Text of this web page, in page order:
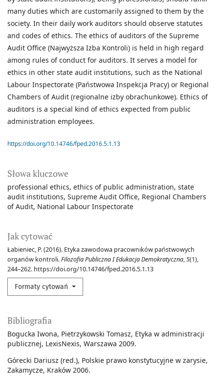
Słowa kluczowe
professional ethics ethics of public administration state
audit institutions Supreme Audit Office Regional Chambers
of Audit National Labour Inspectorate
Jak cytować
Łabieniec, P. (2016). Etyka zawodowa pracowników państwowych
organów kontroli.Filozofia Publiczna I Edukacja Demokratyczna,5(1),
244–262. https://doi.org/10.14746/fped.2016.5.1.13
Formaty cytowań
many duties which are customarily assigned to them by the
society. In their daily work auditors should observe statutes
and codes of ethics. The ethics of auditors of the Supreme
Audit Office (Najwyższa Izba Kontroli) is held in high regard
among rules of conduct for auditors. It serves a model for
ethics in other state audit institutions, such as the National
Labour Inspectorate (Państwowa Inspekcja Pracy) or Regional
Chambers of Audit (regionalne izby obrachunkowe). Ethics of
auditors is a special kind of ethics expected from public
administration employees.
https://doi.org/10.14746/fped.2016.5.1.13
Bibliografia
Bogucka Iwona, Pietrzykowski Tomasz, Etyka w administracji
publicznej, LexisNexis, Warszawa 2009.
Górecki Dariusz (red.), Polskie prawo konstytucyjne w zarysie,
Zakamycze, Kraków 2006.